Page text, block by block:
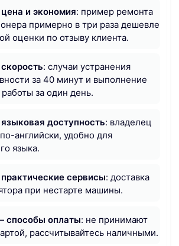
и экономия: пример ремонта
примерно в три раза дешевле
оценки по отзыву клиента.
: случаи устранения
за 40 минут и выполнение
за один день.
доступность: владелец
английски, удобно для
языка.
сервисы: доставка
при нестарте машины.
способы оплаты: не принимают
рассчитывайтесь наличными.